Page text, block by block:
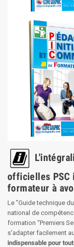
officielles PSC
formateur à
Le "Guide technique
national de
formation “Premiers
s'adapter facilement
indispensable pour